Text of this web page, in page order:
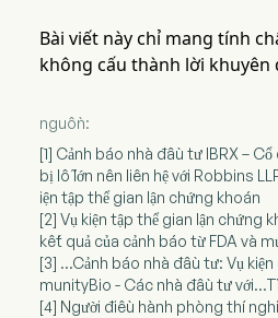
Bài viết này chỉ mang tính
không cấu thành lời khuyên
nguồn:
[1] Cảnh báo nhà đầu tư IBRX –
bị lỗ lớn nên liên hệ với Robbins
iện tập thể gian lận chứng khoán
[2] Vụ kiện tập thể gian lận chứng
kết quả của cảnh báo từ FDA và
[3] ...Cảnh báo nhà đầu tư: Vụ
munityBio - Các nhà đầu tư
[4] Người điều hành phòng thí